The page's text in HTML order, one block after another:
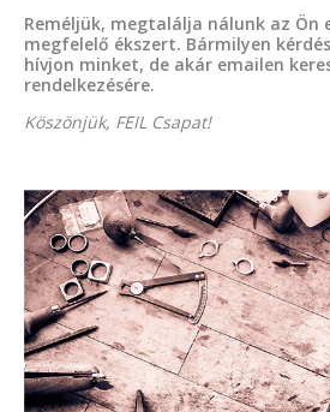
Reméljük, megtalálja nálunk az Ön
megfelelő ékszert. Bármilyen
hívjon minket, de akár emailen
rendelkezésére.
Köszönjük, FEIL Csapat!